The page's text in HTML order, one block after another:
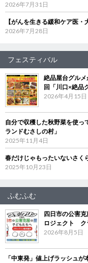
2026年7月31日
【がんを生きる緩和ケア医
2026年7月28日
フェスティバル
絶品屋台グル
回「川口×絶品
2026年4月15日
自分で収穫した秋野菜を使
ランドむさしの村」
2025年11月4日
春だけじゃもったいないさく
2025年10月23日
ふむふむ
四日市の公害
ロジェクト ク
2026年8月5日
「中東発」値上げラッシュ